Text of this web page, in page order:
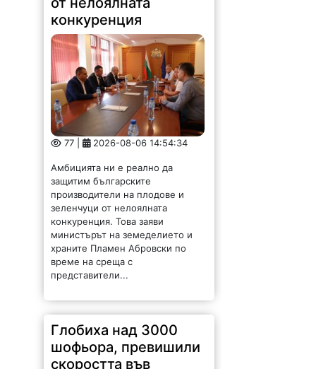
77 | 2026-08-06 14:54:34
Амбицията ни е реално да
защитим българските
производители на плодове и
зеленчуци от нелоялната
конкуренция. Това заяви
министърът на земеделието и
храните Пламен Абровски по
време на среща с
представители...
Глобиха над 3000
Врачанско